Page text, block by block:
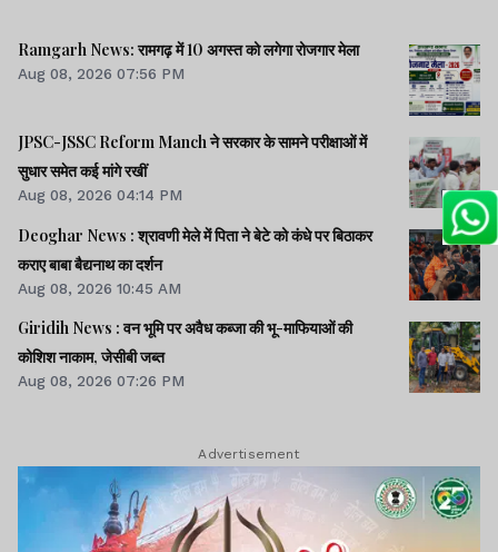
Ramgarh News: रामगढ़ में 10 अगस्त को लगेगा रोजगार मेला
Aug 08, 2026 07:56 PM
JPSC-JSSC Reform Manch ने सरकार के सामने परीक्षाओं में
सुधार समेत कई मांगे रखीं
Aug 08, 2026 04:14 PM
Deoghar News : श्रावणी मेले में पिता ने बेटे को कंधे पर बिठाकर
कराए बाबा बैद्यनाथ का दर्शन
Aug 08, 2026 10:45 AM
Giridih News : वन भूमि पर अवैध कब्जा की भू-माफियाओं की
कोशिश नाकाम, जेसीबी जब्त
Aug 08, 2026 07:26 PM
Advertisement